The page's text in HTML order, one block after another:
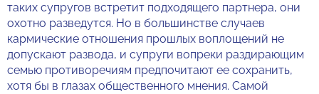
таких супругов встретит подходящего партнера, они
охотно разведутся. Но в большинстве случаев
кармические отношения прошлых воплощений не
допускают развода, и супруги вопреки раздирающим
семью противоречиям предпочитают ее сохранить,
хотя бы в глазах общественного мнения. Самой